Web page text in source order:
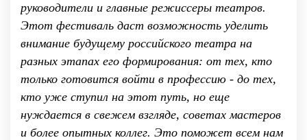
руководители и главные режиссеры театров.
Этот фестиваль даст возможность уделить
внимание будущему российского театра на
разных этапах его формирования: от тех, кто
только готовится войти в профессию - до тех,
кто уже ступил на этот путь, но еще
нуждается в свежем взгляде, советах мастеров
и более опытных коллег. Это поможет всем нам